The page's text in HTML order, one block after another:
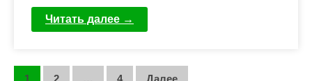
Читать далее →
1 2 … 4 Далее